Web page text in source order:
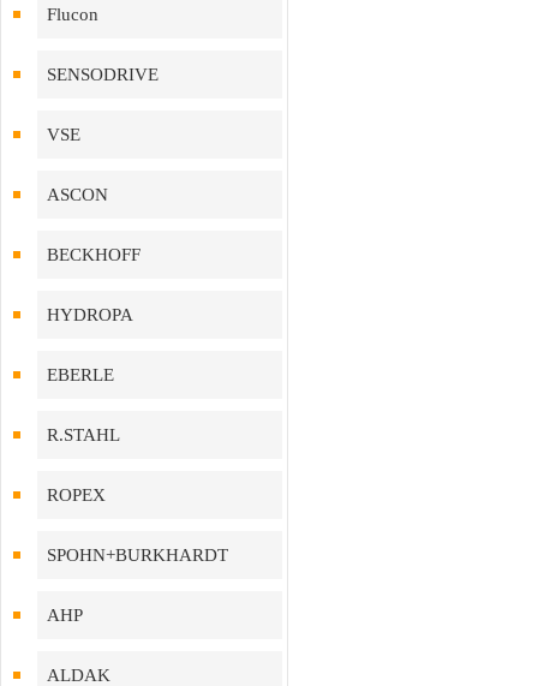
Flucon
SENSODRIVE
VSE
ASCON
BECKHOFF
HYDROPA
EBERLE
R.STAHL
ROPEX
SPOHN+BURKHARDT
AHP
ALDAK